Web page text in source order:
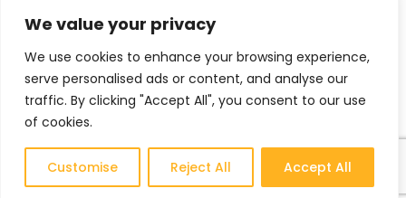
We value your privacy
We use cookies to enhance your browsing experience,
serve personalised ads or content, and analyse our
traffic. By clicking "Accept All", you consent to our use
of cookies.
Customise Reject All Accept All
Cookies policy
Privacy policy
Contatti
Cataloghi
segnalazioni o curiosità
non esitate a contattarci.
CONTATTACI